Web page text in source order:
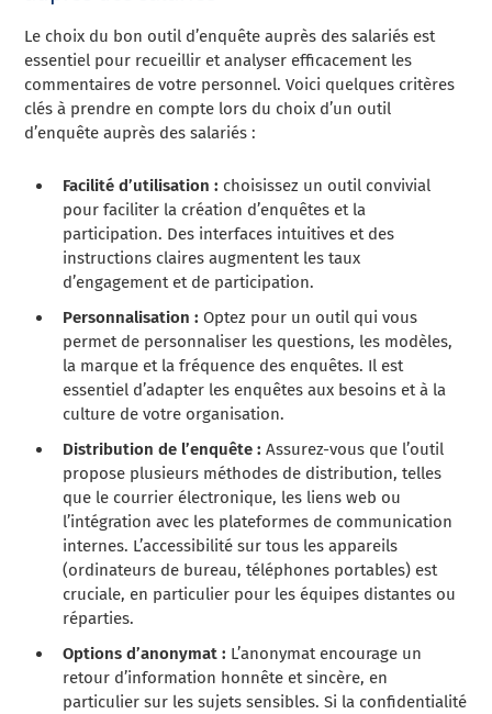
Le choix du bon outil d’enquête auprès des salariés est
essentiel pour recueillir et analyser efficacement les
commentaires de votre personnel. Voici quelques critères
clés à prendre en compte lors du choix d’un outil
d’enquête auprès des salariés :
Facilité d’utilisation : choisissez un outil convivial
pour faciliter la création d’enquêtes et la
participation. Des interfaces intuitives et des
instructions claires augmentent les taux
d’engagement et de participation.
Personnalisation : Optez pour un outil qui vous
permet de personnaliser les questions, les modèles,
la marque et la fréquence des enquêtes. Il est
essentiel d’adapter les enquêtes aux besoins et à la
culture de votre organisation.
Distribution de l’enquête : Assurez-vous que l’outil
propose plusieurs méthodes de distribution, telles
que le courrier électronique, les liens web ou
l’intégration avec les plateformes de communication
internes. L’accessibilité sur tous les appareils
(ordinateurs de bureau, téléphones portables) est
cruciale, en particulier pour les équipes distantes ou
réparties.
Options d’anonymat : L’anonymat encourage un
retour d’information honnête et sincère, en
particulier sur les sujets sensibles. Si la confidentialité